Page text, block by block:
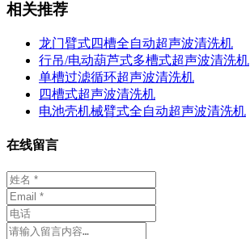
相关推荐
龙门臂式四槽全自动超声波清洗机
行吊/电动葫芦式多槽式超声波清洗机
单槽过滤循环超声波清洗机
四槽式超声波清洗机
电池壳机械臂式全自动超声波清洗机
在线留言